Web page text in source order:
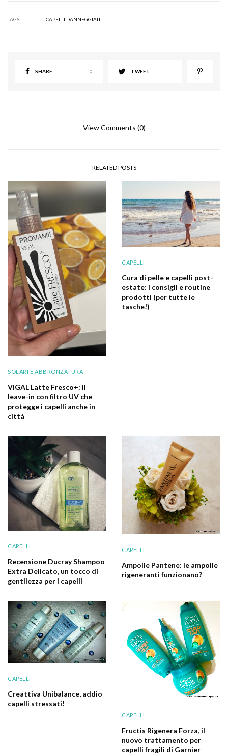
TAGS CAPELLI DANNEGGIATI
SHARE 0 TWEET
View Comments (0)
RELATED POSTS
SOLARI E ABBRONZATURA
VIGAL Latte Fresco+: il
leave-in con filtro UV che
protegge i capelli anche in
città
CAPELLI
Cura di pelle e capelli post-
estate: i consigli e routine
prodotti (per tutte le
tasche!)
CAPELLI
Recensione Ducray Shampoo
Extra Delicato, un tocco di
gentilezza per i capelli
CAPELLI
Ampolle Pantene: le ampolle
rigeneranti funzionano?
CAPELLI
Creattiva Unibalance, addio
capelli stressati!
CAPELLI
Fructis Rigenera Forza, il
nuovo trattamento per
capelli fragili di Garnier